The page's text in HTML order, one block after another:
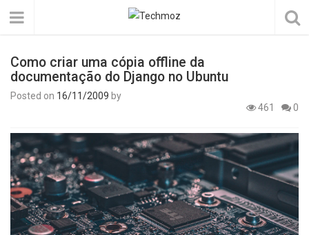
Como criar uma cópia offline da
documentação do Django no Ubuntu
Posted on 16/11/2009 by
461
0